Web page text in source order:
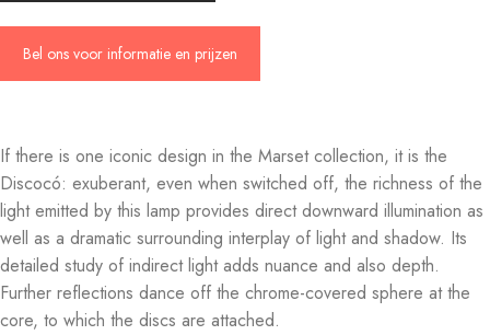
Bel ons voor informatie en prijzen
If there is one iconic design in the Marset collection, it is the
Discocó: exuberant, even when switched off, the richness of the
light emitted by this lamp provides direct downward illumination as
well as a dramatic surrounding interplay of light and shadow. Its
detailed study of indirect light adds nuance and also depth.
Further reflections dance off the chrome-covered sphere at the
core, to which the discs are attached.